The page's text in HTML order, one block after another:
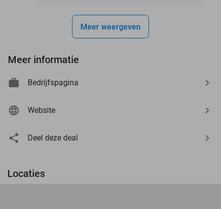
Meer weergeven
Meer informatie
Bedrijfspagina
Website
Deel deze deal
Locaties